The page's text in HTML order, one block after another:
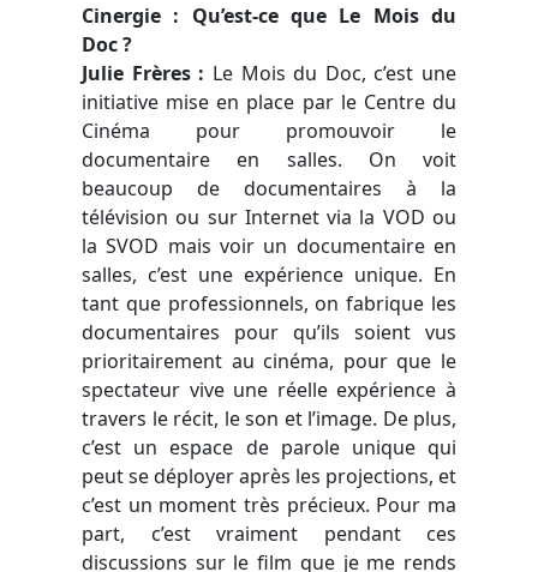
Cinergie : Qu’est-ce que Le Mois du
Doc ?
Julie Frères : Le Mois du Doc, c’est une
initiative mise en place par le Centre du
Cinéma pour promouvoir le
documentaire en salles. On voit
beaucoup de documentaires à la
télévision ou sur Internet via la VOD ou
la SVOD mais voir un documentaire en
salles, c’est une expérience unique. En
tant que professionnels, on fabrique les
documentaires pour qu’ils soient vus
prioritairement au cinéma, pour que le
spectateur vive une réelle expérience à
travers le récit, le son et l’image. De plus,
c’est un espace de parole unique qui
peut se déployer après les projections, et
c’est un moment très précieux. Pour ma
part, c’est vraiment pendant ces
discussions sur le film que je me rends